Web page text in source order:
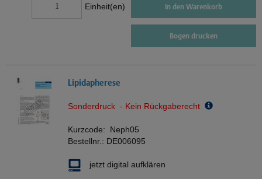
Einheit(en) In den Warenkorb
Bogen drucken
Lipidapherese
Sonderdruck - Kein Rückgaberecht
Kurzcode: Neph05
Bestellnr.: DE006095
jetzt digital aufklären